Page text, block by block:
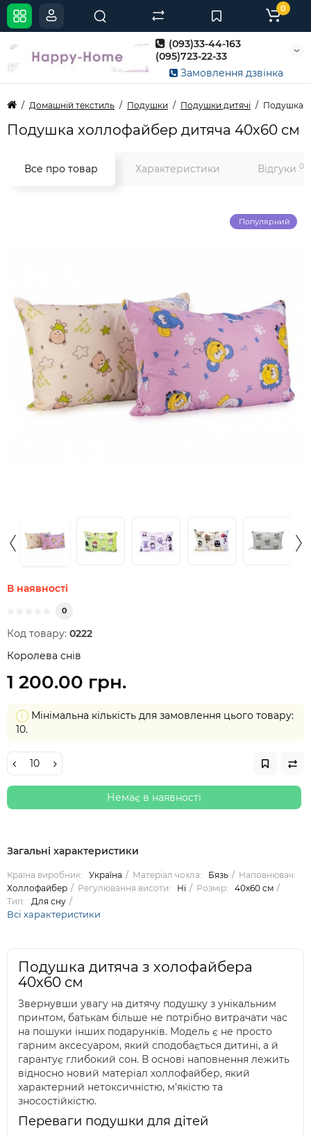
(093)33-44-163
(095)723-22-33
Замовлення дзвінка
0
Домашній текстиль Подушки Подушки дитячі Подушка
Подушка холлофайбер дитяча 40х60 см
Все про товар Характеристики Відгуки 0
Популярний
В наявності
0
Код товару: 0222
Королева снів
1 200.00 грн.
Мінімальна кількість для замовлення цього товару:
10.
Немає в наявності
Загальні характеристики
Країна виробник: Україна Матеріал чохла: Бязь
Наповнювач:
Холлофайбер
Регулювання висоти: Ні Розмір:
40х60 см
Тип:
Для сну
Всі характеристики
Подушка дитяча з холофайбера
40х60 см
Звернувши увагу на дитячу подушку з унікальним
принтом, батькам більше не потрібно витрачати час
на пошуки інших подарунків. Модель є не просто
гарним аксесуаром, який сподобається дитині, а й
гарантує глибокий сон. В основі наповнення лежить
відносно новий матеріал холлофайбер, який
характерний нетоксичністю, м'якістю та
зносостійкістю.
Переваги подушки для дітей